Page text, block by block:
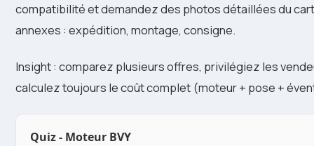
compatibilité et demandez des photos détaillées du
annexes : expédition, montage, consigne.
Insight : comparez plusieurs offres, privilégiez les
calculez toujours le coût complet (moteur + pose +
Quiz - Moteur BVY